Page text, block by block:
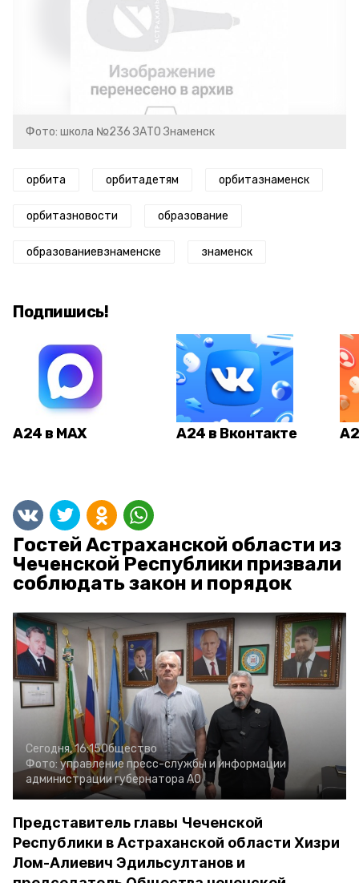
Фото: школа №236 ЗАТО Знаменск
орбита орбитадетям орбитазнаменск
орбитазновости образование
образованиевзнаменске знаменск
Подпишись!
А24 в MAX А24 в Вконтакте
Гостей Астраханской области из
Чеченской Республики призвали
соблюдать закон и порядок
Сегодня, 16:15Общество
Фото: управление пресс-службы и информации
администрации губернатора АО
Представитель главы Чеченской
Республики в Астраханской области Хизри
Лом-Алиевич Эдильсултанов и